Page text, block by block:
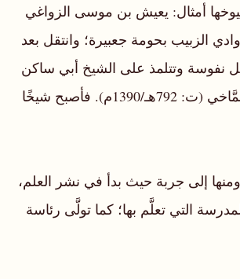
أمثال: يعيش بن موسى الزواغي
الزبيب بحومة جعبيرة؛ وانتقل بعد
نفوسة وتتلمذ على الشيخ أبي ساكن
عامر بن علي الشمَّاخي (ت: 792هـ/1390م). فأصبح شيخًا
إلى جربة حيث بدأ في نشر العلم،
التي تعلَّم بها؛ كما تولَّى رئاسة